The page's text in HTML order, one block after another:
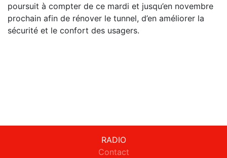
poursuit à compter de ce mardi et jusqu’en novembre
prochain afin de rénover le tunnel, d’en améliorer la
sécurité et le confort des usagers.
RADIO
Contact